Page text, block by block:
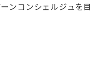
ンコンシェルジュを目